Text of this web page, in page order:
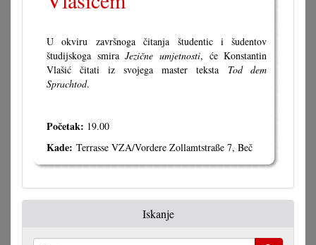
U okviru završnoga čitanja študentic i šudentov
študijskoga smiraJezične umjetnosti, će Konstantin
Vlašić čitati iz svojega master teksta Tod dem
Sprachtod.
Početak: 19.00
Kade: Terrasse VZA/Vordere Zollamtstraße 7, Beč
Iskanje